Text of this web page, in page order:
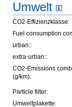
Umwelt
CO2-Effizienzklasse:
Fuel consumption
urban::
extra-urban::
CO2-Emissions
(g/km):
Particle filter:
Umweltplakette: